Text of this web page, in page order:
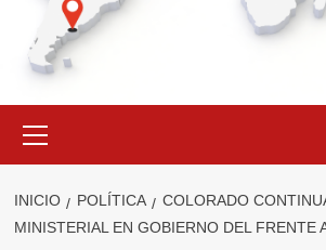
primario
INICIO POLÍTICA
COLORADO
MINISTERIAL EN GOBIERNO DEL FRENTE